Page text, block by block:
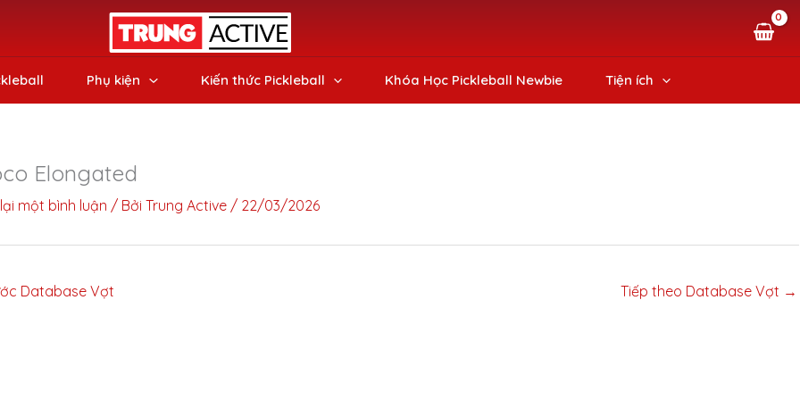
Phụ kiện Kiến thức Pickleball Khóa Học Pickleball Newbie Tiện ích
Elongated
một bình luận / BởiTrung Active / 22/03/2026
Database Vợt Tiếp theo Database Vợt →